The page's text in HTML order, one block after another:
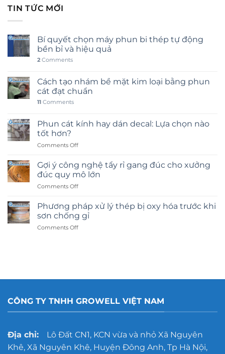
TIN TỨC MỚI
Bí quyết chọn máy phun bi thép tự động
bền bỉ và hiệu quả
2Comments
Cách tạo nhám bề mặt kim loại bằng phun
cát đạt chuẩn
11 Comments
Phun cát kính hay dán decal: Lựa chọn nào
tốt hơn?
Comments Offon
cát
kính
hay
dán
Lựa
chọn
nào
Gợi ý công nghệ tẩy rỉ gang đúc cho xưởng
đúc quy mô lớn
Comments Offon
ý
công
nghệ
tẩy
đúc
mô
lớn
Phương pháp xử lý thép bị oxy hóa trước khi
sơn chống gỉ
Comments Offon
bị
trước
khi
gỉ
CÔNG TY TNHH GROWELL VIỆT NAM
Địa chỉ:Lô Đất CN1, KCN vừa và nhỏ Xã Nguyên
Khê, Xã Nguyên Khê, Huyện Đông Anh, Tp Hà Nội,